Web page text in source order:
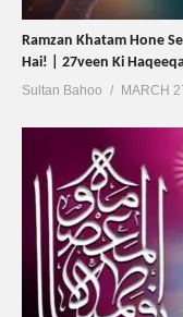
Ramzan Khatam Hone
Hai! | 27veen Ki
Sultan Bahoo MARCH